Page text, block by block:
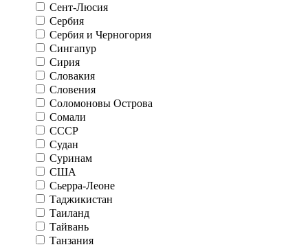
Сент-Люсия
Сербия
Сербия и Черногория
Сингапур
Сирия
Словакия
Словения
Соломоновы Острова
Сомали
СССР
Судан
Суринам
США
Сьерра-Леоне
Таджикистан
Таиланд
Тайвань
Танзания